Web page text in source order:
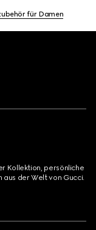
für Damen
Kollektion, persönliche
der Welt von Gucci.